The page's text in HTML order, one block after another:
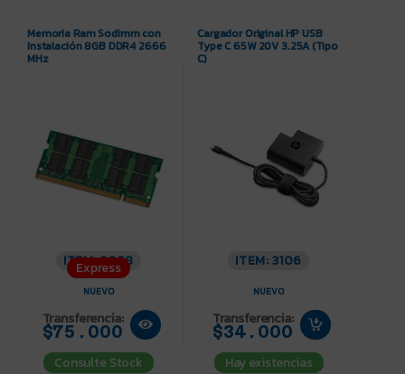
Express
Memoria Ram Sodimm con
Instalación 8GB DDR4 2666
MHz
ITEM: 3058
NUEVO
Transferencia:
$75.000
Consulte Stock
Cargador Original HP USB
Type C 65W 20V 3.25A (Tipo
C)
ITEM: 3106
NUEVO
Transferencia:
$34.000
Hay existencias